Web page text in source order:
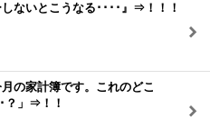
ないとこうなる････』⇒！！！
の家計簿です。これのどこ
？」⇒！！